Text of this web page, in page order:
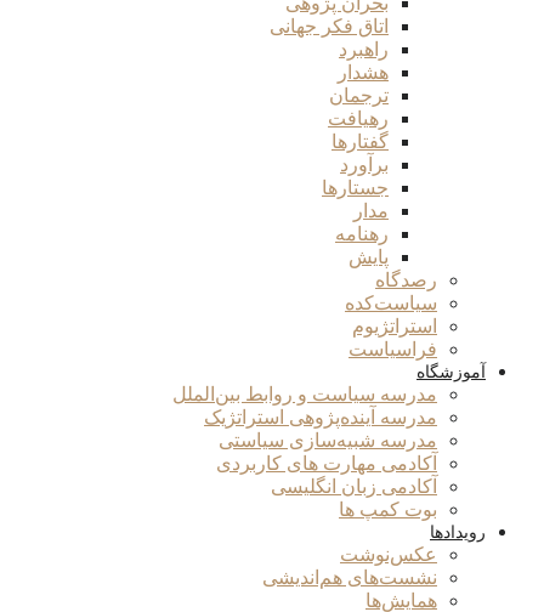
اتاق فکر جهانی
راهبرد
هشدار
ترجمان
رهیافت
گفتارها
برآورد
جستارها
مدار
رهنامه
پایش
رصدگاه
سیاست‌کده
استراتژیوم
فراسیاست
آموزشگاه
مدرسه سیاست و روابط بین‌الملل
مدرسه آینده‌پژوهی استراتژیک
مدرسه شبیه‌سازی سیاستی
آکادمی مهارت های کاربردی
آکادمی زبان انگلیسی
بوت کمپ ها
رویدادها
عکس‌نوشت
نشست‌های هم‌اندیشی
همایش‌ها